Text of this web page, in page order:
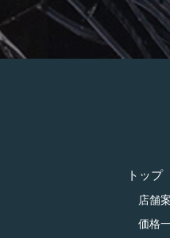
トップ
店舗
価格